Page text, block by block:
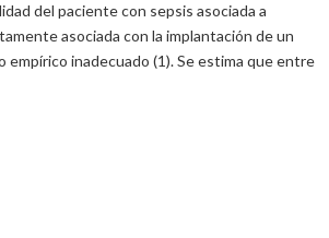
del paciente con sepsis asociada a
asociada con la implantación de un
inadecuado (1). Se estima que entre